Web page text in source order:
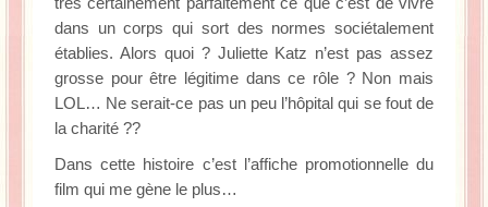
dans un corps qui sort des normes sociétalement
établies. Alors quoi ? Juliette Katz n’est pas assez
grosse pour être légitime dans ce rôle ? Non mais
LOL… Ne serait-ce pas un peu l’hôpital qui se fout de
la charité ??
Dans cette histoire c’est l’affiche promotionnelle du
film qui me gène le plus…